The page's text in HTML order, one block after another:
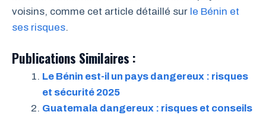
voisins, comme cet article détaillé sur le Bénin et
ses risques.
Publications Similaires :
Le Bénin est-il un pays dangereux : risques
et sécurité 2025
Guatemala dangereux : risques et conseils